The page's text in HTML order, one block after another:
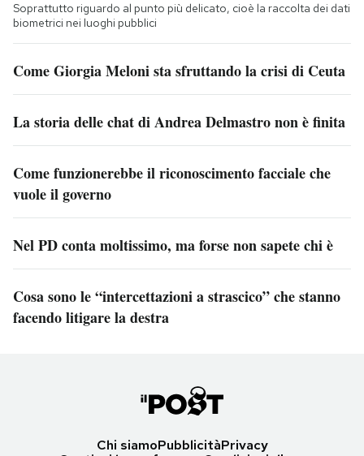
Soprattutto riguardo al punto più delicato, cioè la raccolta dei dati
biometrici nei luoghi pubblici
Come Giorgia Meloni sta sfruttando la crisi di Ceuta
La storia delle chat di Andrea Delmastro non è finita
Come funzionerebbe il riconoscimento facciale che
vuole il governo
Nel PD conta moltissimo, ma forse non sapete chi è
Cosa sono le “intercettazioni a strascico” che stanno
facendo litigare la destra
Chi siamoPubblicitàPrivacy